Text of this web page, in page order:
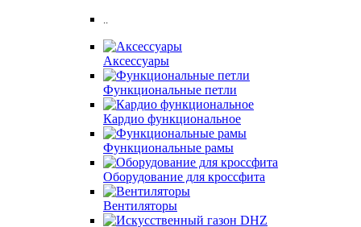
..
Аксессуары
Функциональные петли
Кардио функциональное
Функциональные рамы
Оборудование для кроссфита
Вентиляторы